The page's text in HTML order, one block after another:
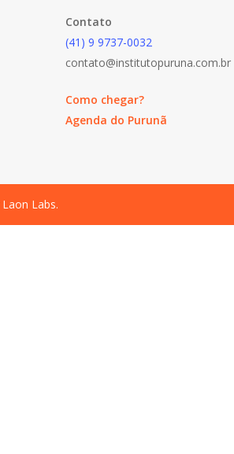
Contato
(41) 9 9737-0032
contato@institutopuruna.com.br
Como chegar?
Agenda do Purunã
Laon Labs.